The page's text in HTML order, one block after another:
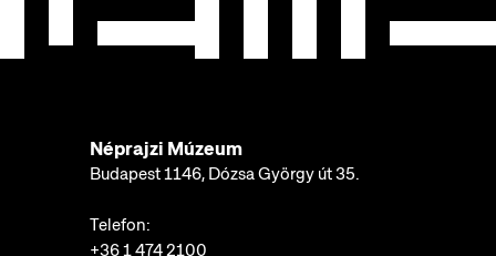
Néprajzi Múzeum
Budapest 1146, Dózsa György út 35.
Telefon:
+36 1 474 2100